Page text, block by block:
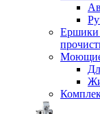
Ершики
Моющие